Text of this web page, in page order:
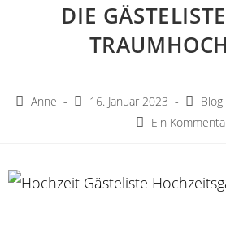
DIE
Beitrags-
Anne
Beitrag
veröffentlicht:
16. Januar 2023 Blog
Beitrags-
Ein